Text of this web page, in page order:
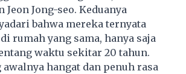
Jong-seo. Keduanya
bahwa mereka ternyata
rumah yang sama, hanya saja
waktu sekitar 20 tahun.
awalnya hangat dan penuh rasa